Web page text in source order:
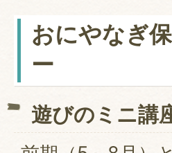
おにやなぎ
ー
遊びのミニ講